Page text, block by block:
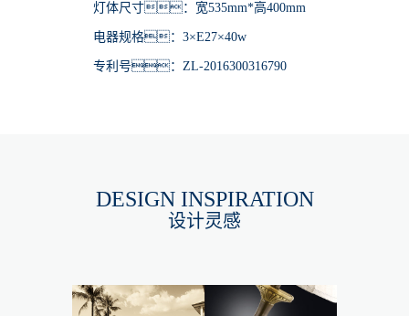
灯体尺寸：宽535mm*高400mm
电器规格：3×E27×40w
专利号：ZL-2016300316790
DESIGN INSPIRATION
设计灵感